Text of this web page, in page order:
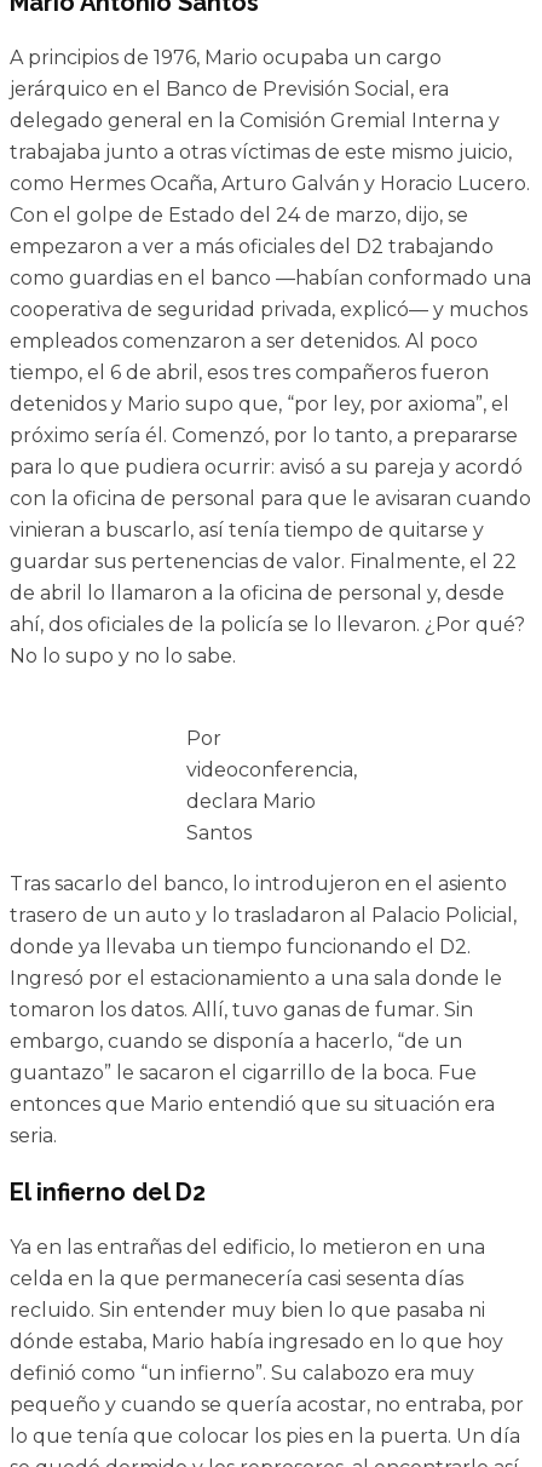
A principios de 1976, Mario ocupaba un cargo
jerárquico en el Banco de Previsión Social, era
delegado general en la Comisión Gremial Interna y
trabajaba junto a otras víctimas de este mismo juicio,
como Hermes Ocaña, Arturo Galván y Horacio Lucero.
Con el golpe de Estado del 24 de marzo, dijo, se
empezaron a ver a más oficiales del D2 trabajando
como guardias en el banco —habían conformado una
cooperativa de seguridad privada, explicó— y muchos
empleados comenzaron a ser detenidos. Al poco
tiempo, el 6 de abril, esos tres compañeros fueron
detenidos y Mario supo que, “por ley, por axioma”, el
próximo sería él. Comenzó, por lo tanto, a prepararse
para lo que pudiera ocurrir: avisó a su pareja y acordó
con la oficina de personal para que le avisaran cuando
vinieran a buscarlo, así tenía tiempo de quitarse y
guardar sus pertenencias de valor. Finalmente, el 22
de abril lo llamaron a la oficina de personal y, desde
ahí, dos oficiales de la policía se lo llevaron. ¿Por qué?
No lo supo y no lo sabe.
Por
videoconferencia,
declara Mario
Santos
Tras sacarlo del banco, lo introdujeron en el asiento
trasero de un auto y lo trasladaron al Palacio Policial,
donde ya llevaba un tiempo funcionando el D2.
Ingresó por el estacionamiento a una sala donde le
tomaron los datos. Allí, tuvo ganas de fumar. Sin
embargo, cuando se disponía a hacerlo, “de un
guantazo” le sacaron el cigarrillo de la boca. Fue
entonces que Mario entendió que su situación era
seria.
El infierno del D2
Ya en las entrañas del edificio, lo metieron en una
celda en la que permanecería casi sesenta días
recluido. Sin entender muy bien lo que pasaba ni
dónde estaba, Mario había ingresado en lo que hoy
definió como “un infierno”. Su calabozo era muy
pequeño y cuando se quería acostar, no entraba, por
lo que tenía que colocar los pies en la puerta. Un día